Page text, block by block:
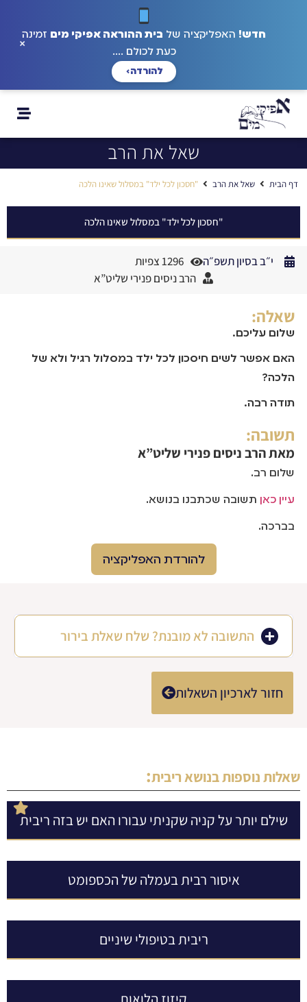
חדש! האפליקציה של בית ההוראה אפיקי מים זמינה
כעת לכולם ....
להורדה›
×
שאל את הרב
דף הבית שאל את הרב "חסכון לכל ילד" במסלול שאינו הלכה
"חסכון לכל ילד" במסלול שאינו הלכה
י״ב בסיון תשפ״ה
1296 צפיות
הרב ניסים פנירי שליט”א
שאלה:
שלום עליכם.
האם אפשר לשים חיסכון לכל ילד במסלול רגיל ולא של
הלכה?
תודה רבה.
תשובה:
מאתהרב ניסים פנירי שליט”א
שלום רב.
עיין כאן תשובה שכתבנו בנושא.
בברכה.
להורדת האפליקציה
התשובה לא מובנת? שלח שאלת בירור
חזור לארכיון השאלות
שאלות נוספות בנושאריבית:
שילם יותר על קניה שקניתי עבורו האם יש בזה ריבית
איסור רבית בעמלה של הכספומט
ריבית בטיפולי שיניים